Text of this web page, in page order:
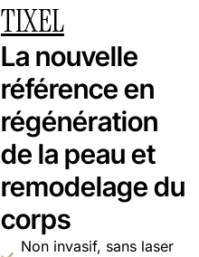
TIXEL
La nouvelle
référence en
régénération
de la peau et
remodelage du
corps
Non invasif, sans laser